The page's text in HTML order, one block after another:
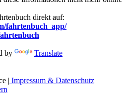
direkt auf:
fahrtenbuch_app/
by Translate
| Impressum & Datenschutz |